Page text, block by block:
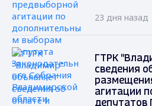
23 дня назад
ГТРК
сведения
агитации
депутатов